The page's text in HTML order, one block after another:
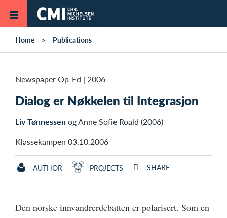
Skip to main content
Home Publications
Newspaper Op-Ed | 2006
Dialog er Nøkkelen til Integrasjon
Liv Tønnessenog Anne Sofie Roald (2006)
Klassekampen 03.10.2006
AUTHOR PROJECTS SHARE
Den norske innvandrerdebatten er polarisert. Som en